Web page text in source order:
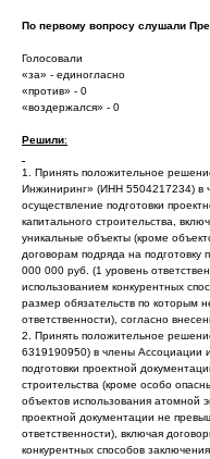
По первому вопросу слушали
Голосовали
«за» - единогласно
«против» - 0
«воздержался» - 0
Решили:
1. Принять положительное
Инжиниринг» (ИНН 5504217234) в
осуществление подготовки
капитального строительства,
уникальные объекты (кроме
договорам подряда на
000 000 руб. (1 уровень
использованием конкурентных
размер обязательств по которым
ответственности), согласно
2. Принять положительное
6319190950) в члены Ассоциации
подготовки проектной
строительства (кроме особо
объектов использования атомной
проектной документации не
ответственности), включая
конкурентных способов